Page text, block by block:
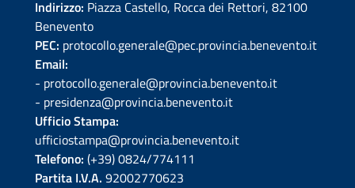
Indirizzo: Piazza Castello, Rocca dei Rettori, 82100
Benevento
PEC: protocollo.generale@pec.provincia.benevento.it
Email:
- protocollo.generale@provincia.benevento.it
- presidenza@provincia.benevento.it
Ufficio Stampa:
ufficiostampa@provincia.benevento.it
Telefono: (+39) 0824/774111
Partita I.V.A. 92002770623